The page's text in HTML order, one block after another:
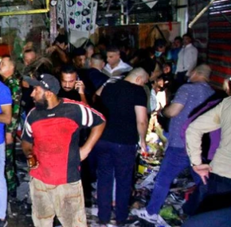
на іракську владу.
у критичному стані. Серед
саморобну вибухівку
міністр країни Мустафа аль-
який відповідав за порядок на